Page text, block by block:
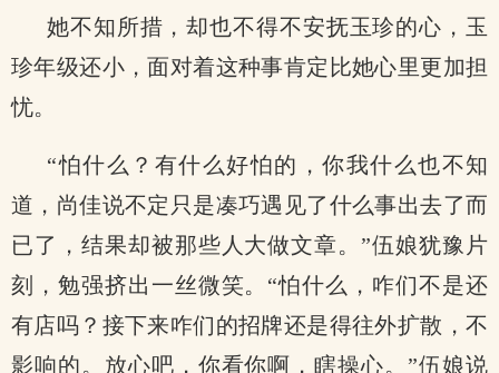
她不知所措，却也不得不安抚玉珍的心，玉
珍年级还小，面对着这种事肯定比她心里更加担
忧。
“怕什么？有什么好怕的，你我什么也不知
道，尚佳说不定只是凑巧遇见了什么事出去了而
已了，结果却被那些人大做文章。”伍娘犹豫片
刻，勉强挤出一丝微笑。“怕什么，咋们不是还
有店吗？接下来咋们的招牌还是得往外扩散，不
影响的。放心吧，你看你啊，瞎操心。”伍娘说